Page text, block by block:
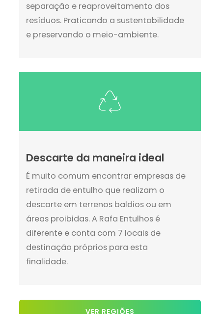
separação e reaproveitamento dos
resíduos. Praticando a sustentabilidade
e preservando o meio-ambiente.
Descarte da maneira ideal
É muito comum encontrar empresas de
retirada de entulho que realizam o
descarte em terrenos baldios ou em
áreas proibidas. A Rafa Entulhos é
diferente e conta com 7 locais de
destinação próprios para esta
finalidade.
VER REGIÕES